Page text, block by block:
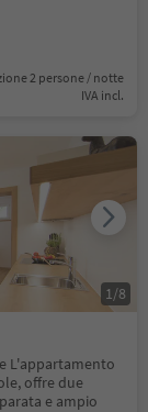
2 persone / notte
IVA incl.
L'appartamento
offre due
e ampio
1 /8